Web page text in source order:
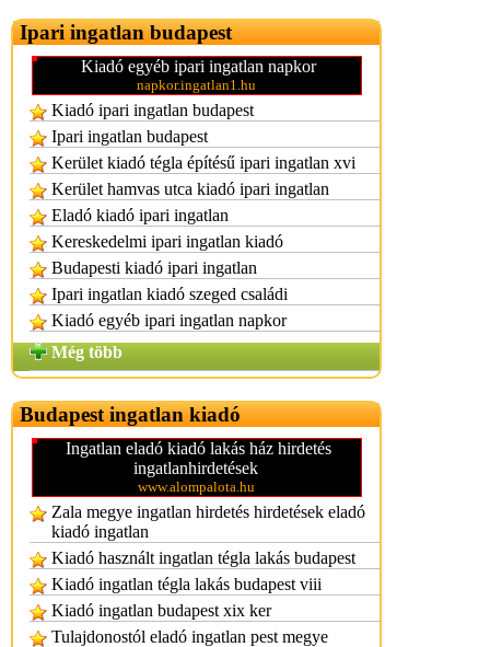
Ipari ingatlan budapest
Kiadó egyéb ipari ingatlan napkor
napkor.ingatlan1.hu
Kiadó ipari ingatlan budapest
Ipari ingatlan budapest
Kerület kiadó tégla építésű ipari ingatlan xvi
Kerület hamvas utca kiadó ipari ingatlan
Eladó kiadó ipari ingatlan
Kereskedelmi ipari ingatlan kiadó
Budapesti kiadó ipari ingatlan
Ipari ingatlan kiadó szeged családi
Kiadó egyéb ipari ingatlan napkor
Még több
Budapest ingatlan kiadó
Ingatlan eladó kiadó lakás ház hirdetés
ingatlanhirdetések
www.alompalota.hu
Zala megye ingatlan hirdetés hirdetések eladó
kiadó ingatlan
Kiadó használt ingatlan tégla lakás budapest
Kiadó ingatlan tégla lakás budapest viii
Kiadó ingatlan budapest xix ker
Tulajdonostól eladó ingatlan pest megye